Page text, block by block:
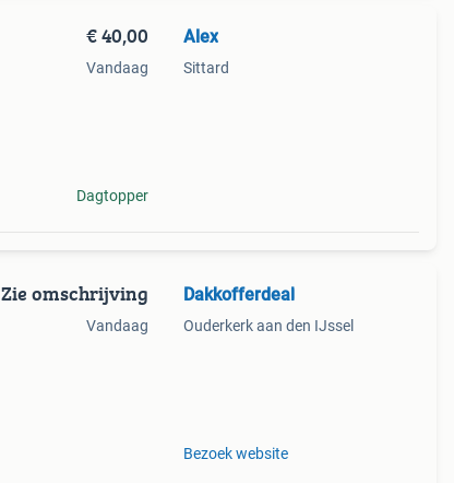
€ 40,00
Vandaag
Dagtopper
Alex
Sittard
Zie omschrijving
Vandaag
Dakkofferdeal
Ouderkerk aan den IJssel
Bezoek website